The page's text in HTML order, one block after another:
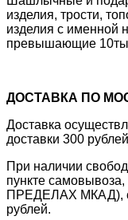
изделия, трости,
изделия с именной
превышающие
ДОСТАВКА ПО
Доставка
доставки 300
При наличии
пункте
ПРЕДЕЛАХ МКАД),
рублей.